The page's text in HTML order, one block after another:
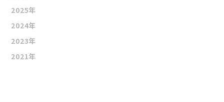
新たな取り組み
CSクーラコンパクト(CSC)
2025年
2024年
2023年
2021年